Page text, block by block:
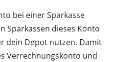
bei einer Sparkasse
Sparkassen dieses Konto
dein Depot nutzen. Damit
Verrechnungskonto und